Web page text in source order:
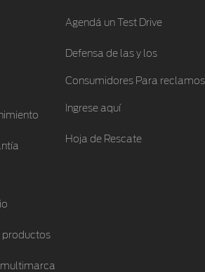
productos
multimarca
Agendá un Test Drive
Defensa de las y los
Consumidores Para reclamos
Ingrese aquí
Hoja de Rescate